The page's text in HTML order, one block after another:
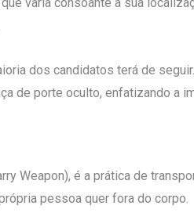
dos candidatos terá de
de porte oculto, enfatizando a
Weapon), é a prática de
pessoa quer fora do corpo.